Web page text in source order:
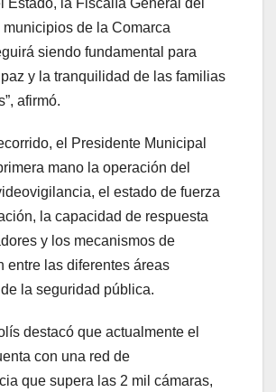
municipios de la Comarca
siendo fundamental para
y la tranquilidad de las familias
afirmó.
el Presidente Municipal
mano la operación del
el estado de fuerza
la capacidad de respuesta
y los mecanismos de
entre las diferentes áreas
la seguridad pública.
destacó que actualmente el
con una red de
que supera las 2 mil cámaras,